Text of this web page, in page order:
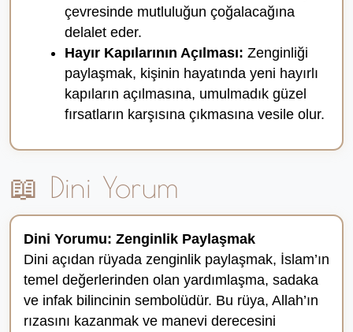
çevresinde mutluluğun çoğalacağına
delalet eder.
Hayır Kapılarının Açılması: Zenginliği
paylaşmak, kişinin hayatında yeni hayırlı
kapıların açılmasına, umulmadık güzel
fırsatların karşısına çıkmasına vesile olur.
📖 Dini Yorum
Dini Yorumu: Zenginlik Paylaşmak
Dini açıdan rüyada zenginlik paylaşmak, İslam’ın
temel değerlerinden olan yardımlaşma, sadaka
ve infak bilincinin sembolüdür. Bu rüya, Allah’ın
rızasını kazanmak ve manevi derecesini